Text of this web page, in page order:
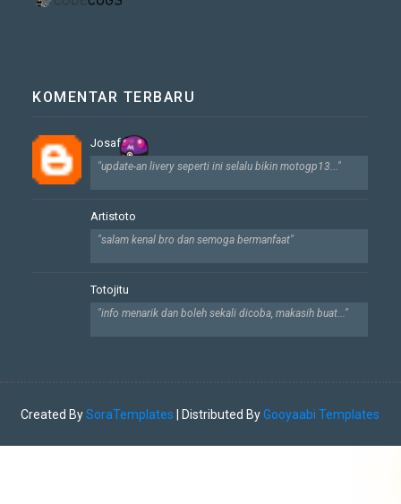
KOMENTAR TERBARU
Josaf
"update-an livery seperti ini selalu bikin motogp13..."
Artistoto
"salam kenal bro dan semoga bermanfaat"
Totojitu
"info menarik dan boleh sekali dicoba, makasih buat..."
Created BySoraTemplates | Distributed ByGooyaabi Templates